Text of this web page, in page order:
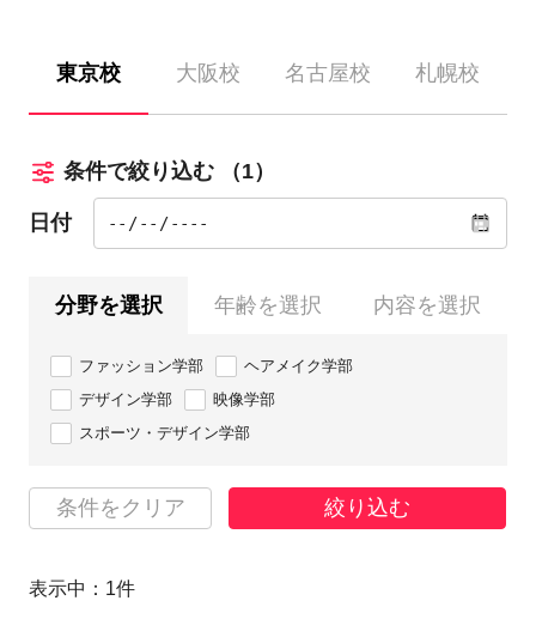
東京校 大阪校 名古屋校 札幌校
条件で絞り込む （1）
日付
分野を選択 年齢を選択 内容を選択
ファッション学部
ヘアメイク学部
デザイン学部
映像学部
スポーツ・デザイン学部
条件をクリア 絞り込む
表示中： 1件